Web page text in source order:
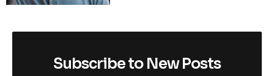
Subscribe to New Posts